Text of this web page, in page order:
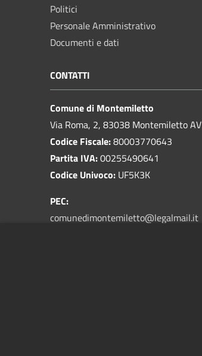
Politici
Personale Amministrativo
Documenti e dati
CONTATTI
Comune di Montemiletto
Via Roma, 2, 83038 Montemiletto AV
Codice Fiscale:80003770643
Partita IVA:00255490641
Codice Univoco: UF5K3K
PEC:
comunedimontemiletto@legalmail.it